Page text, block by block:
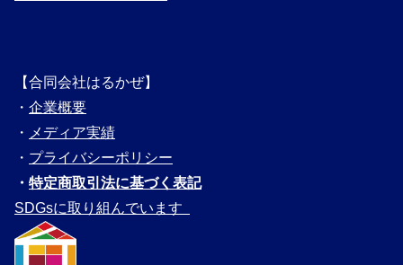
【合同会社はるかぜ】
・ 企業概要
・ メディ ア実績
・ プライバシーポリシー
・ 特定商取引法に基づく表記
SDGsに取り組んでいます